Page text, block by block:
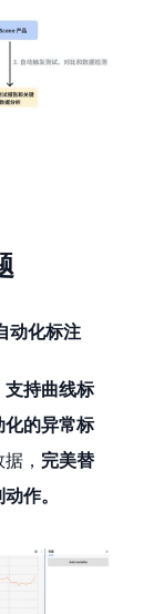
动化标注
支持曲线标
的异常标
， 完美替
作。